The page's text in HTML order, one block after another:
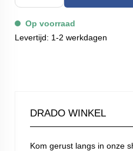
Op voorraad
Levertijd: 1-2 werkdagen
DRADO WINKEL
Kom gerust langs in onze